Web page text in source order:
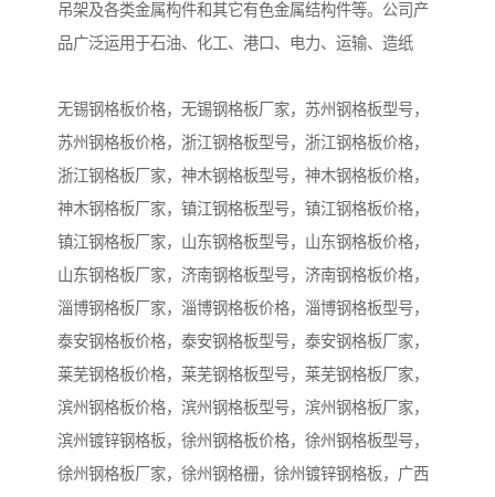
吊架及各类金属构件和其它有色金属结构件等。公司产
品广泛运用于石油、化工、港口、电力、运输、造纸
无锡钢格板价格，无锡钢格板厂家，苏州钢格板型号，
苏州钢格板价格，浙江钢格板型号，浙江钢格板价格，
浙江钢格板厂家，神木钢格板型号，神木钢格板价格，
神木钢格板厂家，镇江钢格板型号，镇江钢格板价格，
镇江钢格板厂家，山东钢格板型号，山东钢格板价格，
山东钢格板厂家，济南钢格板型号，济南钢格板价格，
淄博钢格板厂家，淄博钢格板价格，淄博钢格板型号，
泰安钢格板价格，泰安钢格板型号，泰安钢格板厂家，
莱芜钢格板价格，莱芜钢格板型号，莱芜钢格板厂家，
滨州钢格板价格，滨州钢格板型号，滨州钢格板厂家，
滨州镀锌钢格板，徐州钢格板价格，徐州钢格板型号，
徐州钢格板厂家，徐州钢格栅，徐州镀锌钢格板，广西